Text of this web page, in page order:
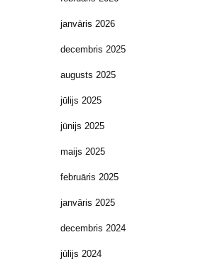
janvāris 2026
decembris 2025
augusts 2025
jūlijs 2025
jūnijs 2025
maijs 2025
februāris 2025
janvāris 2025
decembris 2024
jūlijs 2024